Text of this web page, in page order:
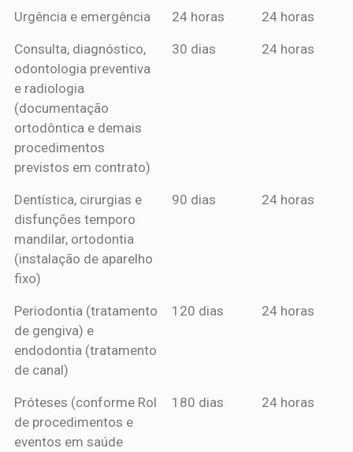
*Procedimentos Amil
*Pagamento
mensal*
*Pagamento
de crédito
Urgência e emergência 24 horas 24 horas
Consulta, diagnóstico,
odontologia preventiva
e radiologia
(documentação
ortodôntica e demais
procedimentos
previstos em contrato)
30 dias 24 horas
Dentística, cirurgias e
disfunções temporo
mandilar, ortodontia
(instalação de aparelho
fixo)
90 dias 24 horas
Periodontia (tratamento
de gengiva) e
endodontia (tratamento
de canal)
120 dias 24 horas
Próteses (conforme Rol
de procedimentos e
eventos em saúde
180 dias 24 horas